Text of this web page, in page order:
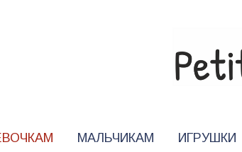
МАЛЬЧИКАМ ИГРУШКИ